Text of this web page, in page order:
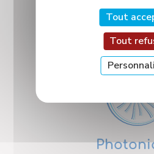
Tout
Tout